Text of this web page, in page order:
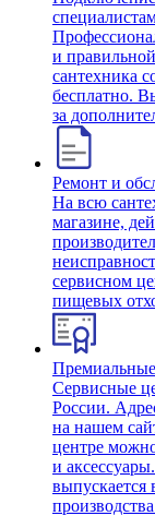
и
сантехника
бесплатно.
за
Ремонт и
На всю
магазине,
сервисном
пищевых
Сервисные
России.
на нашем
центре
и
выпускается